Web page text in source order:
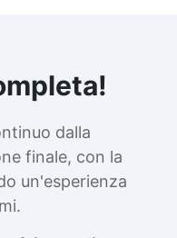
dalla
finale, con la
un'esperienza